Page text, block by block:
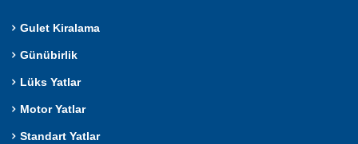
Gulet Kiralama
Günübirlik
Lüks Yatlar
Motor Yatlar
Standart Yatlar